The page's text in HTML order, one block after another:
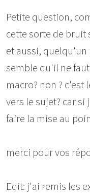
Petite question,
cette sorte de bruit
et aussi,
semble qu'il ne
macro? non ? c'est
vers le sujet? car
faire la mise au
merci pour vos
Edit: j'ai remis les